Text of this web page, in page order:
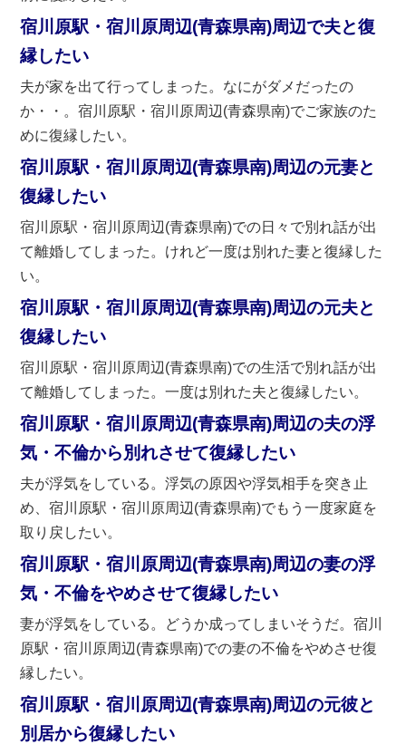
宿川原駅・宿川原周辺(青森県南)周辺で夫と復
縁したい
夫が家を出て行ってしまった。なにがダメだったの
か・・。宿川原駅・宿川原周辺(青森県南)でご家族のた
めに復縁したい。
宿川原駅・宿川原周辺(青森県南)周辺の元妻と
復縁したい
宿川原駅・宿川原周辺(青森県南)での日々で別れ話が出
て離婚してしまった。けれど一度は別れた妻と復縁した
い。
宿川原駅・宿川原周辺(青森県南)周辺の元夫と
復縁したい
宿川原駅・宿川原周辺(青森県南)での生活で別れ話が出
て離婚してしまった。一度は別れた夫と復縁したい。
宿川原駅・宿川原周辺(青森県南)周辺の夫の浮
気・不倫から別れさせて復縁したい
夫が浮気をしている。浮気の原因や浮気相手を突き止
め、宿川原駅・宿川原周辺(青森県南)でもう一度家庭を
取り戻したい。
宿川原駅・宿川原周辺(青森県南)周辺の妻の浮
気・不倫をやめさせて復縁したい
妻が浮気をしている。どうか成ってしまいそうだ。宿川
原駅・宿川原周辺(青森県南)での妻の不倫をやめさせ復
縁したい。
宿川原駅・宿川原周辺(青森県南)周辺の元彼と
別居から復縁したい